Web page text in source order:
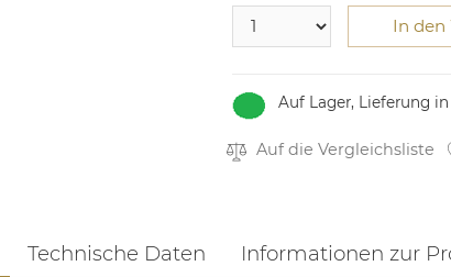
Auf Lager, Lieferung in
In den
Auf die Vergleichsliste
Technische Daten Informationen zur